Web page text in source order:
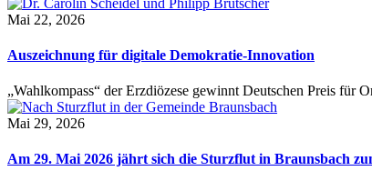
Mai 22, 2026
Auszeichnung für digitale Demokratie-Innovation
„Wahlkompass“ der Erzdiözese gewinnt Deutschen Preis
Mai 29, 2026
Am 29. Mai 2026 jährt sich die Sturzflut in Braunsbach